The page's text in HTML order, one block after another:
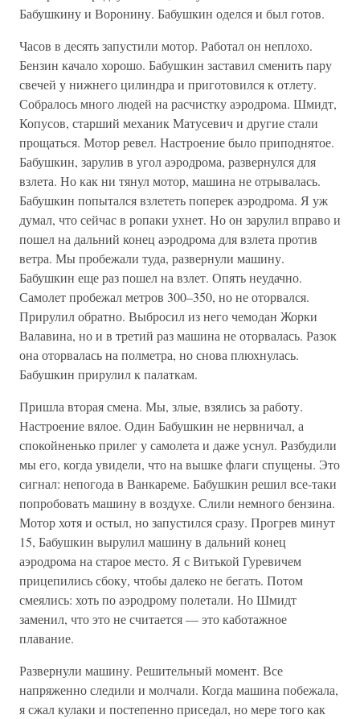
Бабушкину и Воронину. Бабушкин оделся и был готов.
Часов в десять запустили мотор. Работал он неплохо.
Бензин качало хорошо. Бабушкин заставил сменить пару
свечей у нижнего цилиндра и приготовился к отлету.
Собралось много людей на расчистку аэродрома. Шмидт,
Копусов, старший механик Матусевич и другие стали
прощаться. Мотор ревел. Настроение было приподнятое.
Бабушкин, зарулив в угол аэродрома, развернулся для
взлета. Но как ни тянул мотор, машина не отрывалась.
Бабушкин попытался взлететь поперек аэродрома. Я уж
думал, что сейчас в ропаки ухнет. Но он зарулил вправо и
пошел на дальний конец аэродрома для взлета против
ветра. Мы пробежали туда, развернули машину.
Бабушкин еще раз пошел на взлет. Опять неудачно.
Самолет пробежал метров 300–350, но не оторвался.
Прирулил обратно. Выбросил из него чемодан Жорки
Валавина, но и в третий раз машина не оторвалась. Разок
она оторвалась на полметра, но снова плюхнулась.
Бабушкин прирулил к палаткам.
Пришла вторая смена. Мы, злые, взялись за работу.
Настроение вялое. Один Бабушкин не нервничал, а
спокойненько прилег у самолета и даже уснул. Разбудили
мы его, когда увидели, что на вышке флаги спущены. Это
сигнал: непогода в Ванкареме. Бабушкин решил все-таки
попробовать машину в воздухе. Слили немного бензина.
Мотор хотя и остыл, но запустился сразу. Прогрев минут
15, Бабушкин вырулил машину в дальний конец
аэродрома на старое место. Я с Витькой Гуревичем
прицепились сбоку, чтобы далеко не бегать. Потом
смеялись: хоть по аэродрому полетали. Но Шмидт
заменил, что это не считается — это каботажное
плавание.
Развернули машину. Решительный момент. Все
напряженно следили и молчали. Когда машина побежала,
я сжал кулаки и постепенно приседал, но мере того как